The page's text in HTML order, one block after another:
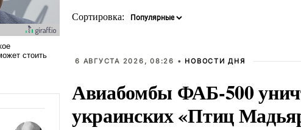
Сортировка:
6 АВГУСТА 2026, 08:26 • НОВОСТИ ДНЯ
Авиабомбы ФАБ-500
украинских «Птиц